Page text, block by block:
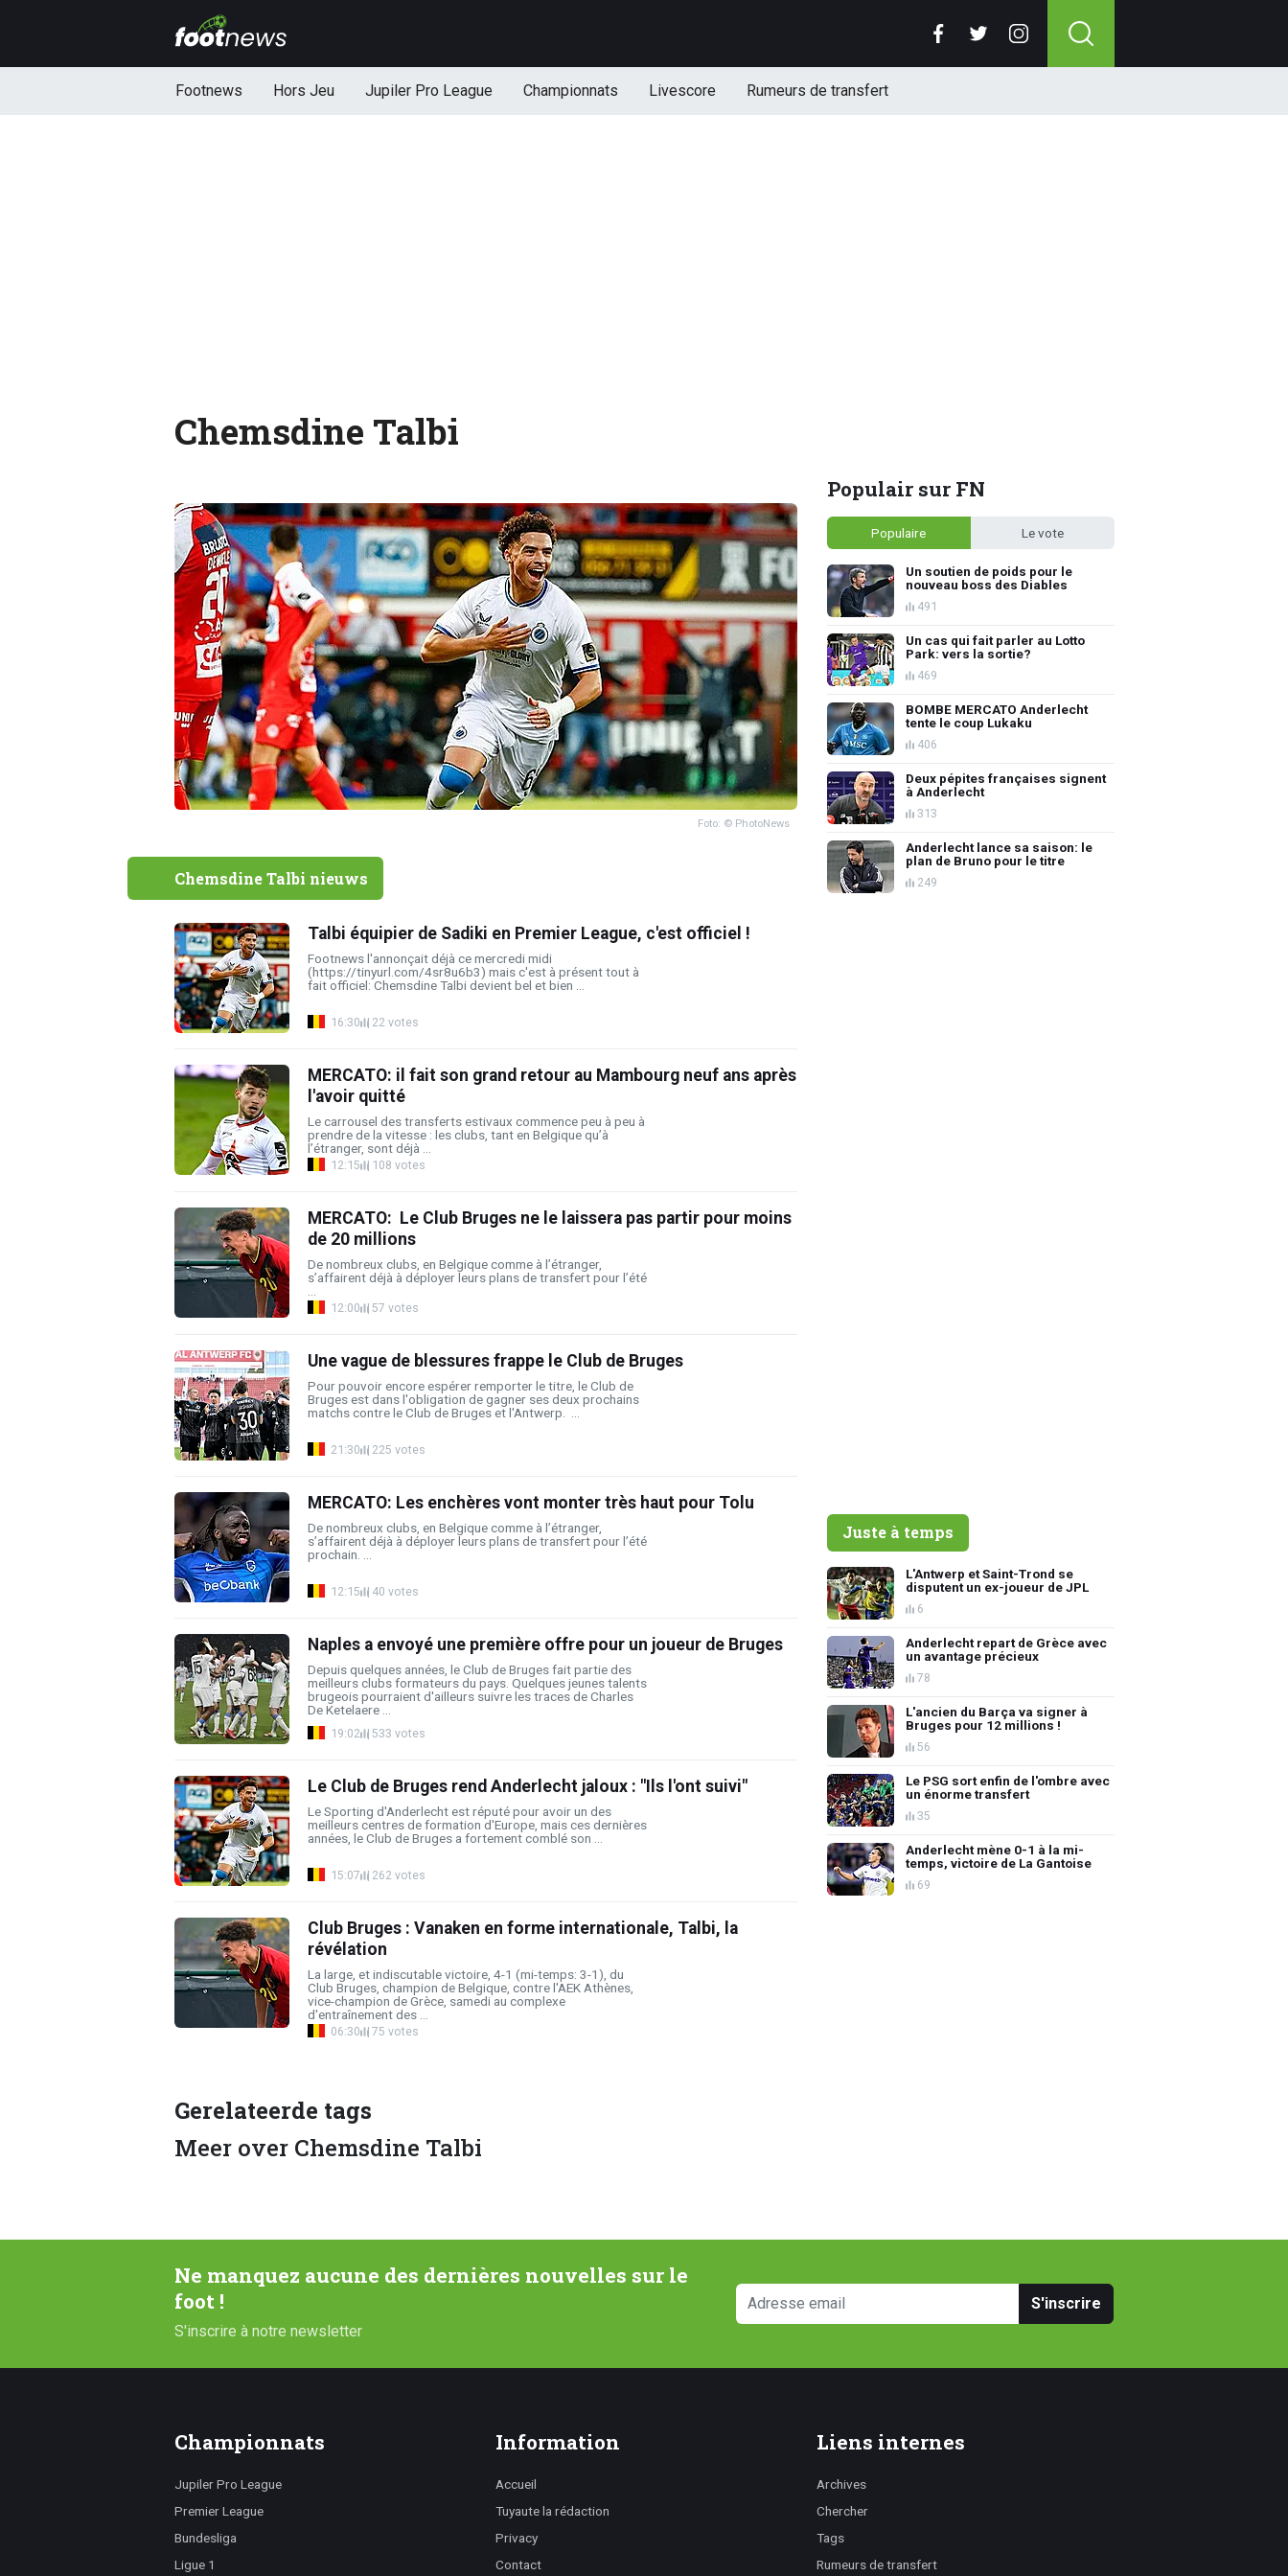
Footnews Hors Jeu Jupiler Pro League Championnats Livescore Rumeurs de transfert
Chemsdine Talbi
Foto: © PhotoNews
Chemsdine Talbi nieuws
Talbi équipier de Sadiki en Premier League, c'est officiel !
Footnews l'annonçait déjà ce mercredi midi
(https://tinyurl.com/4sr8u6b3) mais c'est à présent tout à
fait officiel: Chemsdine Talbi devient bel et bien ...
16:30 22 votes
MERCATO: il fait son grand retour au Mambourg neuf ans après
l'avoir quitté
Le carrousel des transferts estivaux commence peu à peu à
prendre de la vitesse : les clubs, tant en Belgique qu’à
l’étranger, sont déjà ...
12:15 108 votes
MERCATO: Le Club Bruges ne le laissera pas partir pour moins
de 20 millions
De nombreux clubs, en Belgique comme à l’étranger,
s’affairent déjà à déployer leurs plans de transfert pour l’été
12:00 57 votes
Une vague de blessures frappe le Club de Bruges
Pour pouvoir encore espérer remporter le titre, le Club de
Bruges est dans l'obligation de gagner ses deux prochains
matchs contre le Club de Bruges et l'Antwerp. ...
21:30 225 votes
MERCATO: Les enchères vont monter très haut pour Tolu
De nombreux clubs, en Belgique comme à l’étranger,
s’affairent déjà à déployer leurs plans de transfert pour l’été
prochain. ...
12:15 40 votes
Naples a envoyé une première offre pour un joueur de Bruges
Depuis quelques années, le Club de Bruges fait partie des
meilleurs clubs formateurs du pays. Quelques jeunes talents
brugeois pourraient d'ailleurs suivre les traces de Charles
De Ketelaere ...
19:02 533 votes
Le Club de Bruges rend Anderlecht jaloux : "Ils l'ont suivi"
Le Sporting d'Anderlecht est réputé pour avoir un des
meilleurs centres de formation d'Europe, mais ces dernières
années, le Club de Bruges a fortement comblé son ...
15:07 262 votes
Club Bruges : Vanaken en forme internationale, Talbi, la
révélation
La large, et indiscutable victoire, 4-1 (mi-temps: 3-1), du
Club Bruges, champion de Belgique, contre l'AEK Athènes,
vice-champion de Grèce, samedi au complexe
d'entraînement des ...
06:30 75 votes
Gerelateerde tags
Meer over Chemsdine Talbi
Populair sur FN
Populaire Le vote
Un soutien de poids pour le
nouveau boss des Diables
491
Un cas qui fait parler au Lotto
Park: vers la sortie?
469
BOMBE MERCATO Anderlecht
tente le coup Lukaku
406
Deux pépites françaises signent
à Anderlecht
313
Anderlecht lance sa saison: le
plan de Bruno pour le titre
249
Juste à temps
L'Antwerp et Saint-Trond se
disputent un ex-joueur de JPL
6
Anderlecht repart de Grèce avec
un avantage précieux
78
L'ancien du Barça va signer à
Bruges pour 12 millions !
56
Le PSG sort enfin de l'ombre avec
un énorme transfert
35
Anderlecht mène 0-1 à la mi-
temps, victoire de La Gantoise
69
Ne manquez aucune des dernières nouvelles sur le
foot !
S'inscrire à notre newsletter
S'inscrire
Championnats
Jupiler Pro League
Premier League
Bundesliga
Ligue 1
Information
Accueil
Tuyaute la rédaction
Privacy
Contact
Liens internes
Archives
Chercher
Tags
Rumeurs de transfert